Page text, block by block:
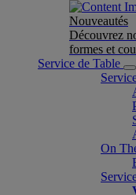
Nouveautés
Découvrez
formes et
Service de Table
On